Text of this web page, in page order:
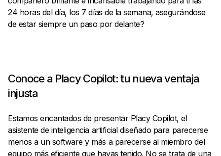
24 horas del día, los 7 días de la semana, asegurándose
de estar siempre un paso por delante?
Conoce a Placy Copilot: tu nueva ventaja
injusta
Estamos encantados de presentar Placy Copilot, el
asistente de inteligencia artificial diseñado para parecerse
menos a un software y más a parecerse al miembro del
equipo más eficiente que hayas tenido. No se trata de una